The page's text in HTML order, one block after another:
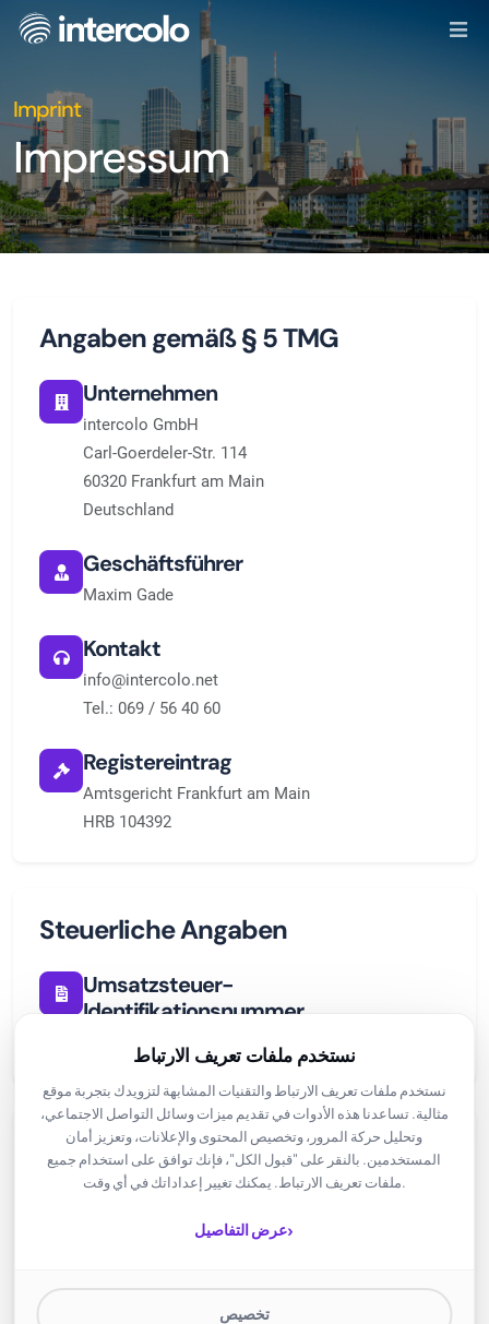
نستخدم ملفات تعريف الارتباط
نستخدم ملفات تعريف الارتباط والتقنيات المشابهة لتزويدك بتجربة موقع
مثالية. تساعدنا هذه الأدوات في تقديم ميزات وسائل التواصل الاجتماعي،
وتحليل حركة المرور، وتخصيص المحتوى والإعلانات، وتعزيز أمان
المستخدمين. بالنقر على "قبول الكل"، فإنك توافق على استخدام جميع
ملفات تعريف الارتباط. يمكنك تغيير إعداداتك في أي وقت.
عرض التفاصيل›
تخصيص
Imprint
Impressum
Angaben gemäß § 5 TMG
Unternehmen
intercolo GmbH
Carl-Goerdeler-Str. 114
60320 Frankfurt am Main
Deutschland
Geschäftsführer
Maxim Gade
Kontakt
info@intercolo.net
Tel.: 069 / 56 40 60
Registereintrag
Amtsgericht Frankfurt am Main
HRB 104392
Steuerliche Angaben
Umsatzsteuer-
Identifikationsnummer
DE305608622
Streitschlichtung
Die Europäische Kommission stellt eine Plattform zur
Online-Streitbeilegung (OS) bereit:
Streitbeilegungsverfahren vor einer